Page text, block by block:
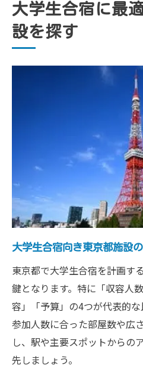
東京都内で充実する大
大学生合宿が東京都
大学生合宿を成功
サークル合宿に適
東京都合宿宿泊の
アクセス重視なら東京
アクセス抜群の東
東京合宿で移動負
駅近で便利な大学
大学生合宿におす
集合しやすい東京都
設備が多彩な東京都内
東京都合宿宿泊で
体育館や会議室完
東京都の大学生合
多目的設備が揃う東
大学生合宿に最
設を探す
大学生合宿向き東京都施設
東京都で大学生合宿を計画す
鍵となります。特に「収容人
容」「予算」の4つが代表的な
参加人数に合った部屋数や広
し、駅や主要スポットからの
先しましょう。